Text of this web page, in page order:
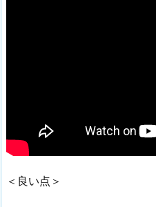
＜良い点＞